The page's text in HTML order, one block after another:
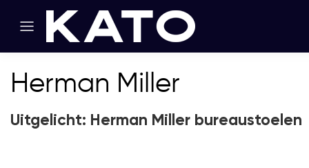
Herman Miller
Uitgelicht: Herman Miller bureaustoelen